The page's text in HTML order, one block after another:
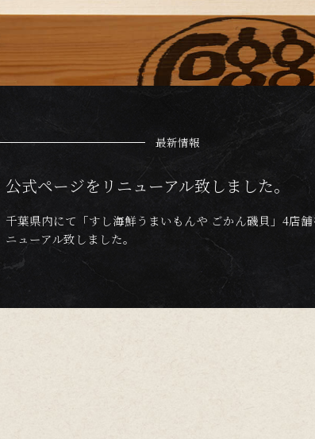
最新情報
公式ページをリニューアル致しました。
千葉県内にて「すし海鮮うまいもんや ごかん磯貝」4店
ニューアル致しました。